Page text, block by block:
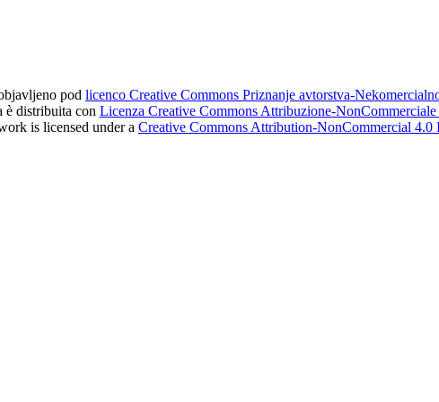
pod licenco Creative Commons Priznanje avtorstva-
è distribuita con Licenza Creative Commons Attribuzione-
is licensed under a Creative Commons Attribution-NonCommercial 4.0